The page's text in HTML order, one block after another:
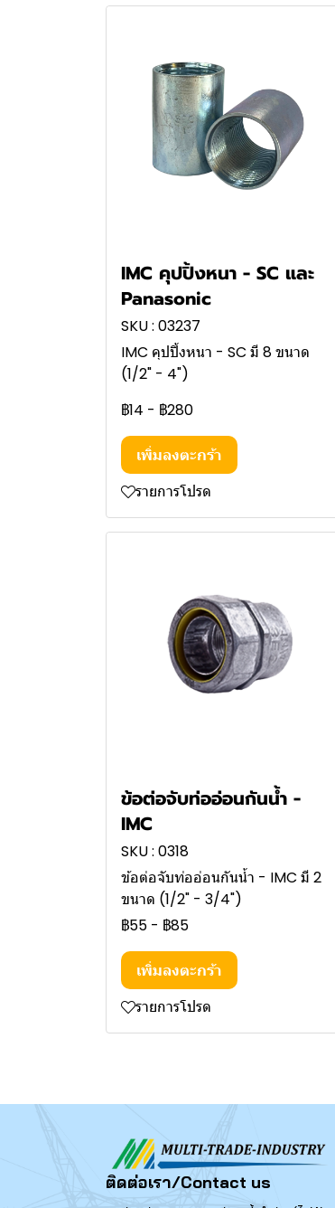
IMC คุปปิ้งหนา - SC และ
Panasonic
SKU : 03237
IMC คุปปิ้งหนา - SC มี 8 ขนาด
(1/2" - 4")
฿14 - ฿280
เพิ่มลงตะกร้า
รายการโปรด
ข้อต่อจับท่ออ่อนกันน้ำ -
IMC
SKU : 0318
ข้อต่อจับท่ออ่อนกันน้ำ - IMC มี 2
ขนาด (1/2" - 3/4")
฿55 - ฿85
เพิ่มลงตะกร้า
รายการโปรด
ติดต่อเรา/Contact us